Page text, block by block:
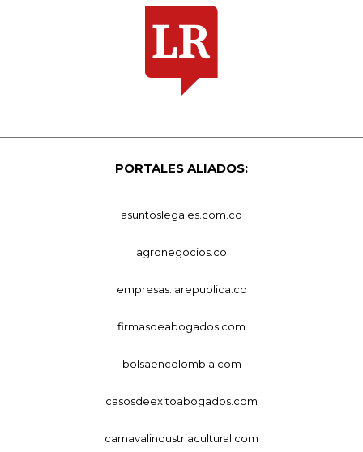
PORTALES ALIADOS:
asuntoslegales.com.co
agronegocios.co
empresas.larepublica.co
firmasdeabogados.com
bolsaencolombia.com
casosdeexitoabogados.com
carnavalindustriacultural.com